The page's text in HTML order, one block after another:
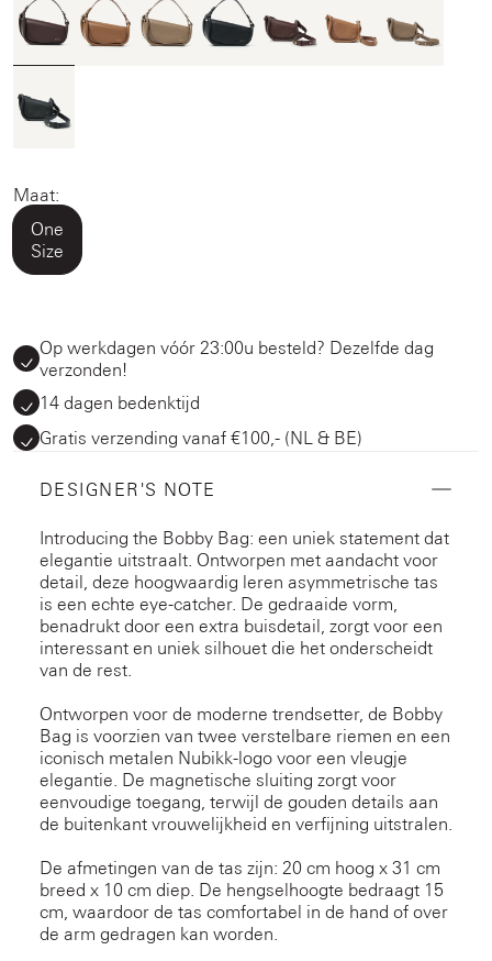
Maat:
One
Size
Op werkdagen vóór 23:00u besteld? Dezelfde dag
verzonden!
14 dagen bedenktijd
Gratis verzending vanaf €100,- (NL & BE)
DESIGNER'S NOTE
Introducing the Bobby Bag: een uniek statement dat
elegantie uitstraalt. Ontworpen met aandacht voor
detail, deze hoogwaardig leren asymmetrische tas
is een echte eye-catcher. De gedraaide vorm,
benadrukt door een extra buisdetail, zorgt voor een
interessant en uniek silhouet die het onderscheidt
van de rest.
Ontworpen voor de moderne trendsetter, de Bobby
Bag is voorzien van twee verstelbare riemen en een
iconisch metalen Nubikk-logo voor een vleugje
elegantie. De magnetische sluiting zorgt voor
eenvoudige toegang, terwijl de gouden details aan
de buitenkant vrouwelijkheid en verfijning uitstralen.
De afmetingen van de tas zijn: 20 cm hoog x 31 cm
breed x 10 cm diep. De hengselhoogte bedraagt 15
cm, waardoor de tas comfortabel in de hand of over
de arm gedragen kan worden.